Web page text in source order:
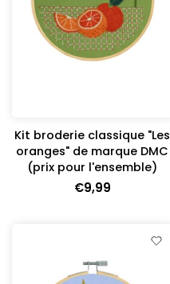
Kit broderie classique "Les
oranges" de marque DMC
(prix pour l'ensemble)
€9,99